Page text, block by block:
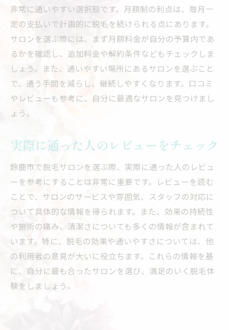
非常に通いやすい選択肢です。月額制の利点は、毎月一
定の支払いで計画的に脱毛を続けられる点にあります。
サロンを選ぶ際には、まず月額料金が自分の予算内であ
るかを確認し、追加料金や解約条件などもチェックしま
しょう。また、通いやすい場所にあるサロンを選ぶこと
で、通う手間を減らし、継続しやすくなります。口コミ
やレビューも参考に、自分に最適なサロンを見つけまし
ょう。
実際に通った人のレビューをチェック
鈴鹿市で脱毛サロンを選ぶ際、実際に通った人のレビュ
ーを参考にすることは非常に重要です。レビューを読む
ことで、サロンのサービスや雰囲気、スタッフの対応に
ついて具体的な情報を得られます。また、効果の持続性
や施術の痛み、清潔さについても多くの情報が含まれて
います。特に、脱毛の効果や通いやすさについては、他
の利用者の意見が大いに役立ちます。これらの情報を基
に、自分に最も合ったサロンを選び、満足のいく脱毛体
験をしましょう。